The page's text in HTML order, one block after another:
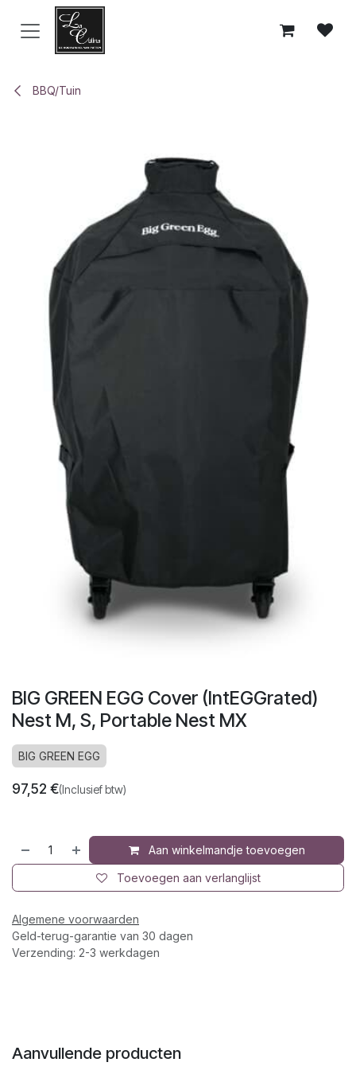
Overslaan naar inhoud
BBQ/Tuin
BIG GREEN EGG Cover (IntEGGrated)
Nest M, S, Portable Nest MX
BIG GREEN EGG
97,52 €(Inclusief btw)
Aan winkelmandje toevoegen
Toevoegen aan verlanglijst
Algemene voorwaarden
Geld-terug-garantie van 30 dagen
Verzending: 2-3 werkdagen
Aanvullende producten